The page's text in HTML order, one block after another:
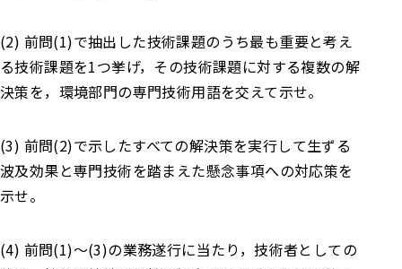
(2) 前問(1)で抽出した技術課題のうち最も重要と考え
る技術課題を1つ挙げ，その技術課題に対する複数の解
決策を，環境部門の専門技術用語を交えて示せ。
(3) 前問(2)で示したすべての解決策を実行して生ずる
波及効果と専門技術を踏まえた懸念事項への対応策を
示せ。
(4) 前問(1)～(3)の業務遂行に当たり，技術者としての